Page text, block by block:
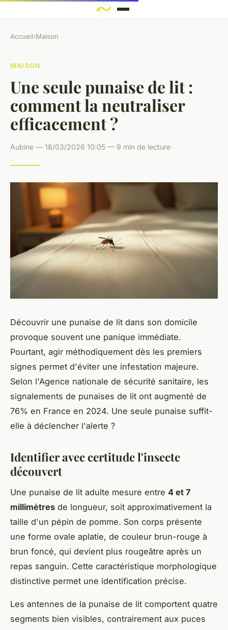
Accueil›Maison
MAISON
Une seule punaise de lit :
comment la neutraliser
efficacement ?
Aubine — 18/03/2026 10:05 — 9 min de lecture
Découvrir une punaise de lit dans son domicile
provoque souvent une panique immédiate.
Pourtant, agir méthodiquement dès les premiers
signes permet d'éviter une infestation majeure.
Selon l'Agence nationale de sécurité sanitaire, les
signalements de punaises de lit ont augmenté de
76% en France en 2024. Une seule punaise suffit-
elle à déclencher l'alerte ?
Identifier avec certitude l'insecte
découvert
Une punaise de lit adulte mesure entre 4 et 7
millimètres de longueur, soit approximativement la
taille d'un pépin de pomme. Son corps présente
une forme ovale aplatie, de couleur brun-rouge à
brun foncé, qui devient plus rougeâtre après un
repas sanguin. Cette caractéristique morphologique
distinctive permet une identification précise.
Les antennes de la punaise de lit comportent quatre
segments bien visibles, contrairement aux puces